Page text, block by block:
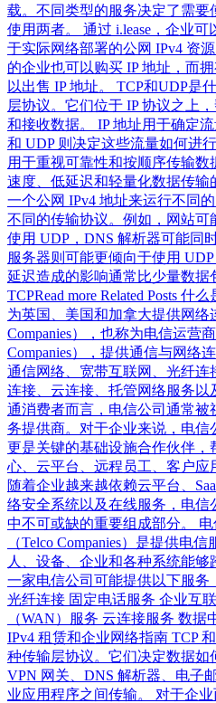
载。不同类型的服务决定了需要
使用两者。 通过 i.lease，企业可
于实际网络部署的公网 IPv4 资
的企业也可以购买 IP 地址，而
以出售 IP 地址。 TCP和UDP是
层协议。它们位于 IP 协议之上
和接收数据。 IP 地址用于确定
和 UDP 则决定这些流量如何进
用于重视可靠性和按顺序传输数
速度、低延迟和轻量化数据传输
一个公网 IPv4 地址来运行不同
不同的传输协议。例如，网站可
使用 UDP，DNS 解析器可能同
服务器则可能更倾向于使用
延迟造成的影响通常比少量数据
TCPRead more Related Posts 什
为英国、美国和加拿大提供网络
Companies），也称为电信运营
Companies），提供通信与网络
通信网络、宽带互联网、光纤
连接、云连接、托管网络服务
通消费者而言，电信公司通常被
务提供商。对于企业来说，电信
更是关键的基础设施合作伙伴，
心、云平台、远程员工、客户应
随着企业越来越依赖云平台、
络安全系统以及在线服务，电信
中不可或缺的重要组成部分。
（Telco Companies）是提供电
人、设备、企业和各种系统能够
一家电信公司可能提供以下服务
光纤连接 固定电话服务 企业互
（WAN）服务 云连接服务 数据
IPv4 租赁和企业网络指南 TCP
种传输层协议。它们决定数据如
VPN 网关、DNS 解析器、电子
业应用程序之间传输。 对于企